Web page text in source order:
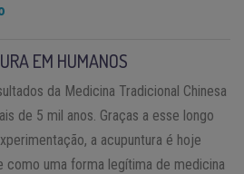
EM HUMANOS
da Medicina Tradicional Chinesa
de 5 mil anos. Graças a esse longo
a acupuntura é hoje
como uma forma legítima de medicina